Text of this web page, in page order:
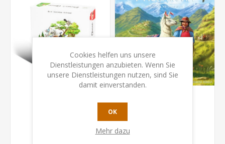
Cookies helfen uns unsere
Dienstleistungen anzubieten. Wenn Sie
unsere Dienstleistungen nutzen, sind Sie
damit einverstanden.
OK
Mehr dazu